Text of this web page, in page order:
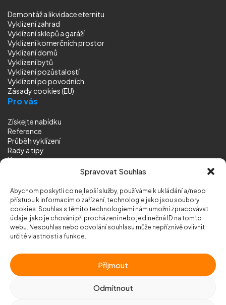
Spravovat Souhlas
Abychom poskytli co nejlepší služby, používáme k ukládání a/nebo
přístupu k informacím o zařízení, technologie jako jsou soubory
cookies. Souhlas s těmito technologiemi nám umožní zpracovávat
údaje, jako je chování při procházení nebo jedinečná ID na tomto
webu. Nesouhlas nebo odvolání souhlasu může nepříznivě ovlivnit
určité vlastnosti a funkce.
Příjmout
Odmítnout
Demontáž a likvidace eternitu
Vyklízení zahrad
Vyklízení sklepů a garáží
Vyklízení komerčních prostor
Vyklízení domů
Vyklízení bytů
Vyklízení pozůstalostí
Vyklízenípo povodních
Zásady cookies (EU)
Pro vás
Získejte nabídku
Reference
Průběh vyklízení
Rady a tipy
Kontakt
© 2026 Vyklizeni.cz (mapa stránek)
Chráněno služboureCAPTCHA